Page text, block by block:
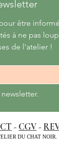
être
à ne pas
de l'atelier !
- CGV-
DU CHAT NOIR.